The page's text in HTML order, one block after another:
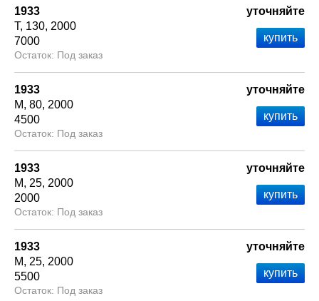
1933
Т 130 2000
7000
Под заказ
уточняйте
1933
М 80 2000
4500
Под заказ
уточняйте
1933
М
25 2000
2000
Под заказ
уточняйте
1933
М
25 2000
5500
Под заказ
уточняйте